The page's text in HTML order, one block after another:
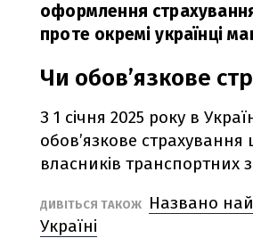
оформлення
проте окремі українці
Чи обов’язкове
З 1 січня 2025 року в
обов’язкове страхування
власників транспортних
ДИВІТЬСЯ ТАКОЖ
Названо
Україні